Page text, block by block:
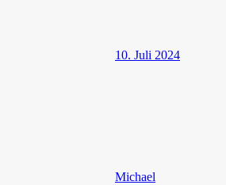
10. Juli 2024
Michael